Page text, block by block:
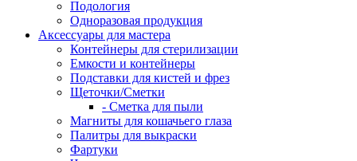
Подология
Одноразовая продукция
Аксессуары для мастера
Контейнеры для стерилизации
Емкости и контейнеры
Подставки для кистей и фрез
Щеточки/Сметки
- Сметка для пыли
Магниты для кошачьего глаза
Палитры для выкраски
Фартуки